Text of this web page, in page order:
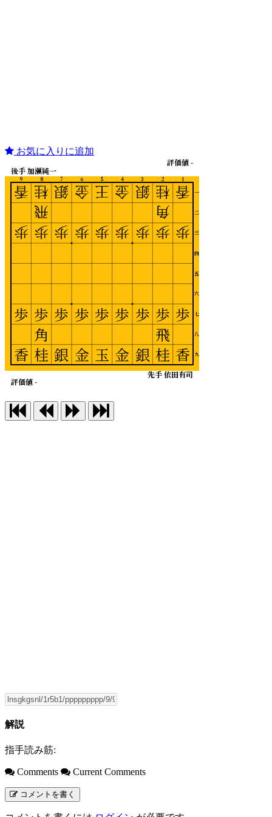
お気に入りに追加
1
2
3
4
5
6
7
8
9
一
二
三
四
五
六
七
八
九
先手 依田有司
後手 加瀬純一
評価値 -
評価値 -
香
歩
歩
香
桂
角
歩
歩
飛
桂
銀
歩
歩
銀
金
歩
歩
金
王
歩
歩
玉
金
歩
歩
金
銀
歩
歩
銀
桂
飛
歩
歩
角
桂
香
歩
歩
香
解説
指手読み筋:
Comments Current Comments
コメントを書く